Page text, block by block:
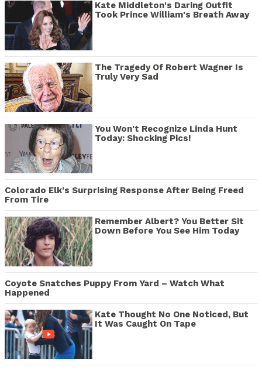
Kate Middleton's Daring Outfit
Took Prince William's Breath Away
The Tragedy Of Robert Wagner Is
Truly Very Sad
You Won't Recognize Linda Hunt
Today: Shocking Pics!
Colorado Elk's Surprising Response After Being Freed
From Tire
Remember Albert? You Better Sit
Down Before You See Him Today
Coyote Snatches Puppy From Yard – Watch What
Happened
Kate Thought No One Noticed, But
It Was Caught On Tape